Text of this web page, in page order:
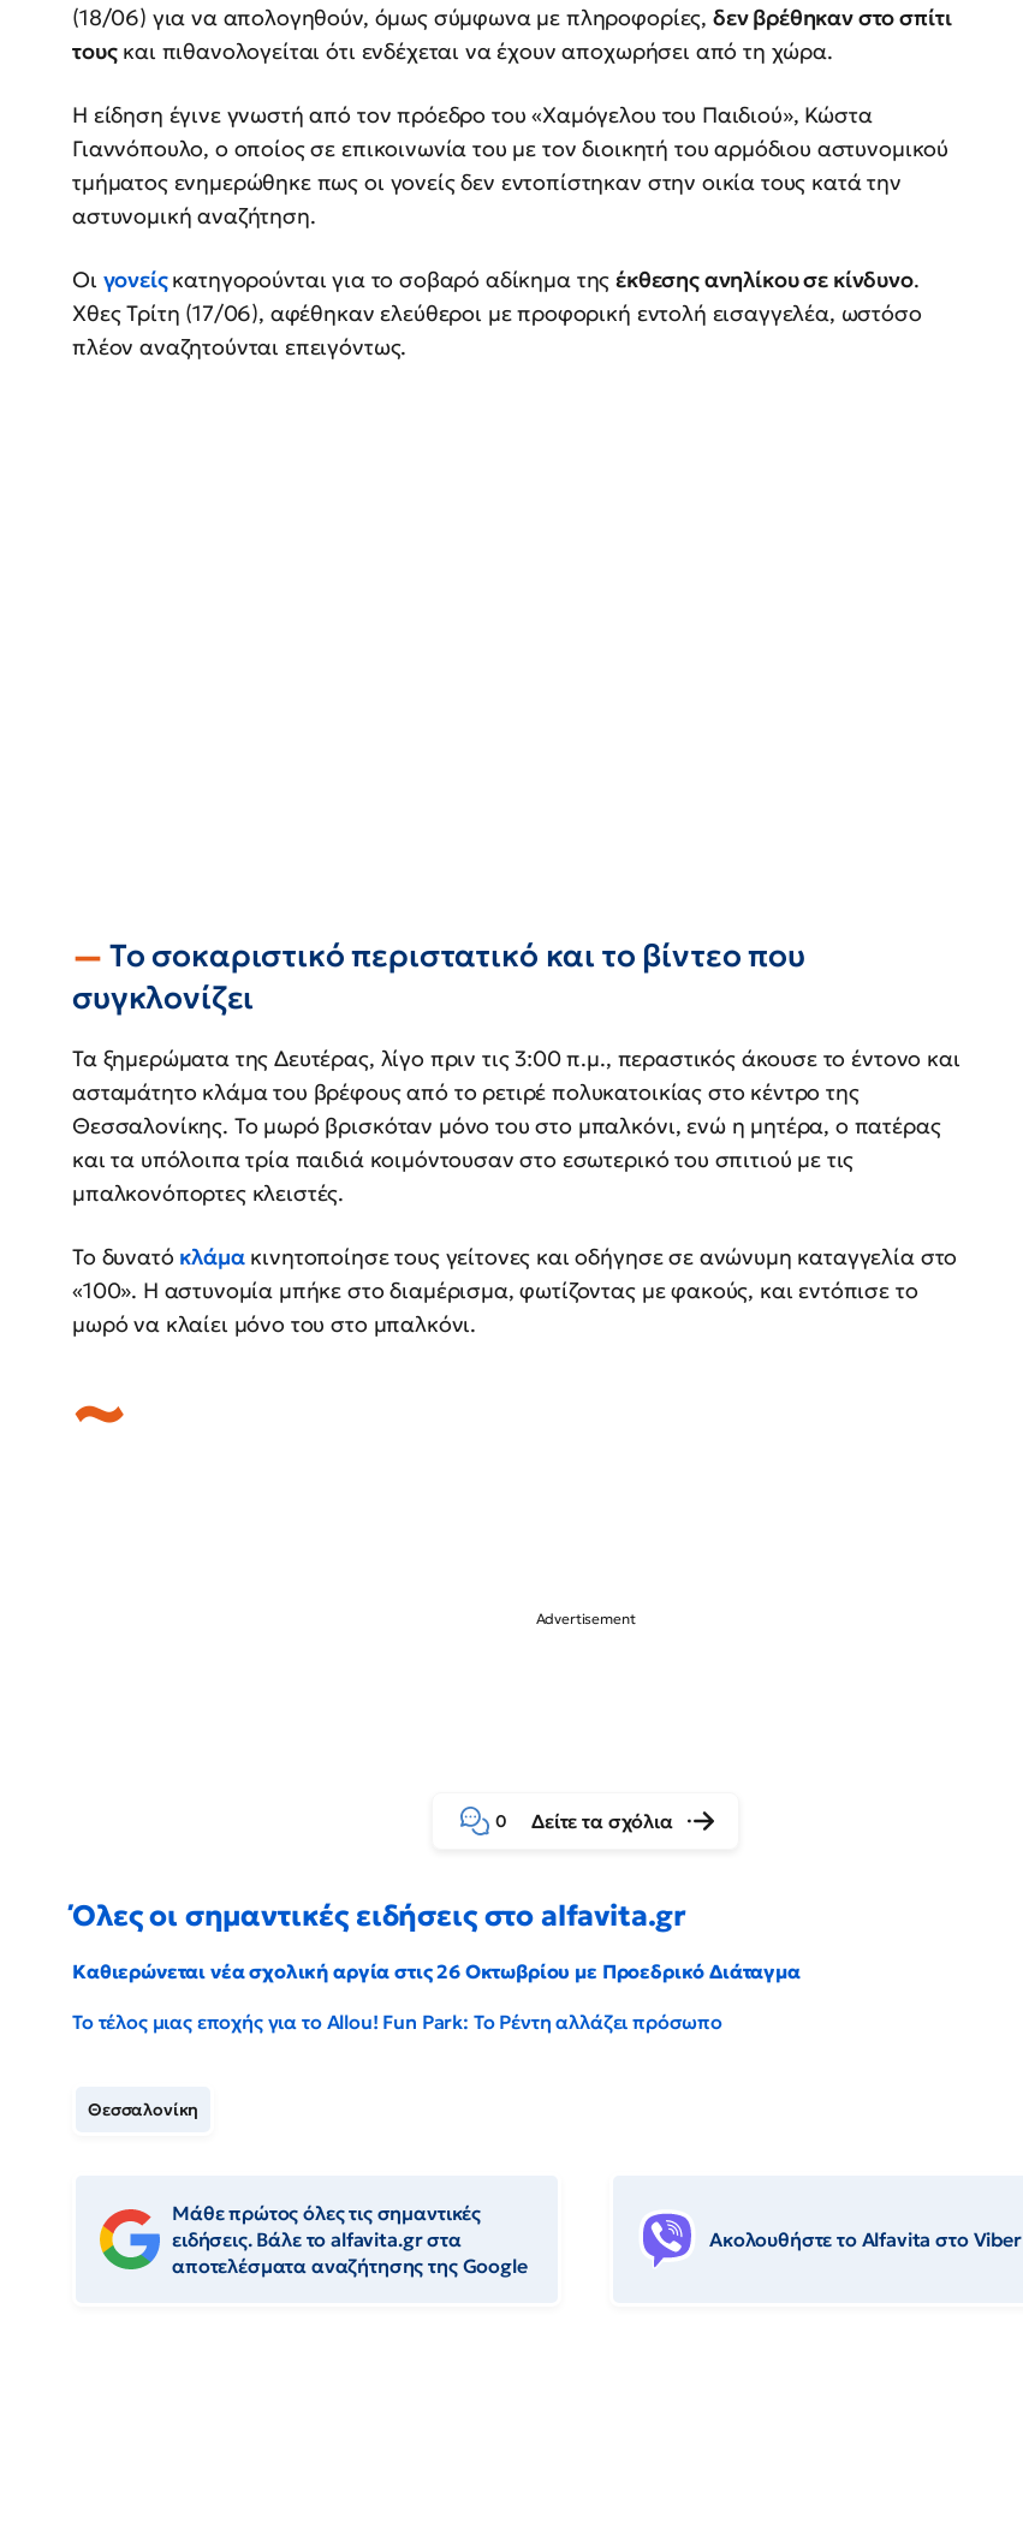
(18/06) για να απολογηθούν, όμως σύμφωνα με πληροφορίες, δεν βρέθηκαν στο σπίτι
τουςκαι πιθανολογείται ότι ενδέχεται να έχουν αποχωρήσει από τη χώρα.
Η είδηση έγινε γνωστή από τον πρόεδρο του «Χαμόγελου του Παιδιού», Κώστα
Γιαννόπουλο, ο οποίος σε επικοινωνία του με τον διοικητή του αρμόδιου αστυνομικού
τμήματος ενημερώθηκε πως οι γονείς δεν εντοπίστηκαν στην οικία τους κατά την
αστυνομική αναζήτηση.
Οι γονείςκατηγορούνται για το σοβαρό αδίκημα τηςέκθεσης ανηλίκου σε κίνδυνο.
Χθες Τρίτη (17/06), αφέθηκαν ελεύθεροι με προφορική εντολή εισαγγελέα, ωστόσο
πλέον αναζητούνται επειγόντως.
Το σοκαριστικό περιστατικό και το βίντεο που
συγκλονίζει
Τα ξημερώματα της Δευτέρας, λίγο πριν τις 3:00 π.μ., περαστικός άκουσε το έντονο και
ασταμάτητο κλάμα του βρέφους από το ρετιρέ πολυκατοικίας στο κέντρο της
Θεσσαλονίκης. Το μωρό βρισκόταν μόνο του στο μπαλκόνι, ενώ η μητέρα, ο πατέρας
και τα υπόλοιπα τρία παιδιά κοιμόντουσαν στο εσωτερικό του σπιτιού με τις
μπαλκονόπορτες κλειστές.
Το δυνατό κλάμακινητοποίησε τους γείτονες και οδήγησε σε ανώνυμη καταγγελία στο
«100». Η αστυνομία μπήκε στο διαμέρισμα, φωτίζοντας με φακούς, και εντόπισε το
μωρό να κλαίει μόνο του στο μπαλκόνι.
0 Δείτε τα σχόλια
Όλες οι σημαντικές ειδήσεις στο alfavita.gr
Καθιερώνεται νέα σχολική αργία στις 26 Οκτωβρίου με Προεδρικό Διάταγμα
Το τέλος μιας εποχής για το Allou! Fun Park: Το Ρέντη αλλάζει πρόσωπο
Θεσσαλονίκη
Μάθε πρώτος όλες τις σημαντικές
ειδήσεις. Βάλε το alfavita.gr στα
αποτελέσματα αναζήτησης της Google
Ακολουθήστε το Αlfavita στο Viber